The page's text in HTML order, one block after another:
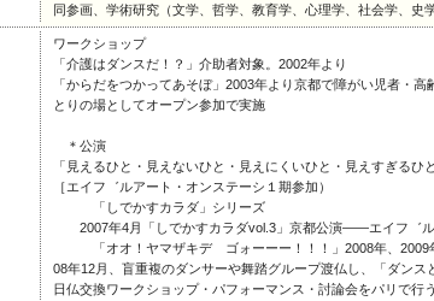
同参画、学術研究（文学、哲学、教育学、心理学、社会学、史学
ワークショップ
「介護はダンスだ！？」介助者対象。2002年より
「からだをつかってあそぼ」2003年より京都で障がい児者・
とりの場としてオープン参加で実施
＊公演
「見えるひと・見えないひと・見えにくいひと・見えすぎるひ
［エイフ゛ルアート・オンステーシ１期参加）
「しでかすカラダ」シリーズ
2007年4月「しでかすカラダvol.3」京都公演――エイフ゛ル
「オオ！ヤマザキデ ゴォーーー！！！」2008年、2009
08年12月、盲重複のダンサーや舞踏グループ渡仏し、「ダンス
日仏交換ワークショップ・パフォーマンス・討論会をパリで行う